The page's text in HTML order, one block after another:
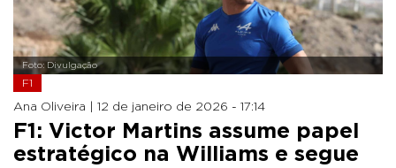
Foto: Divulgação
F1
Ana Oliveira | 12 de janeiro de 2026 - 17:14
F1: Victor Martins assume papel
estratégico na Williams e segue